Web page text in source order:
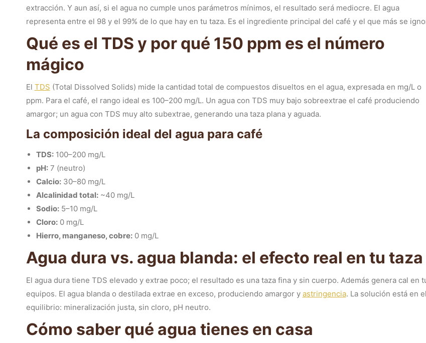
extracción. Y aun así, si el agua no cumple unos parámetros mínimos, el resultado será mediocre. El agua
representa entre el 98 y el 99% de lo que hay en tu taza. Es el ingrediente principal del café y el que más se
Qué es el TDS y por qué 150 ppm es el número
mágico
El TDS (Total Dissolved Solids) mide la cantidad total de compuestos disueltos en el agua, expresada en mg/L o
ppm. Para el café, el rango ideal es 100–200 mg/L. Un agua con TDS muy bajo sobreextrae el café produciendo
amargor; un agua con TDS muy alto subextrae, generando una taza plana y aguada.
La composición ideal del agua para café
TDS:100–200 mg/L
pH:7 (neutro)
Calcio:30–80 mg/L
Alcalinidad total:~40 mg/L
Sodio:5–10 mg/L
Cloro:0 mg/L
Hierro, manganeso, cobre:0 mg/L
Agua dura vs. agua blanda: el efecto real en tu taza
El agua dura tiene TDS elevado y extrae poco; el resultado es una taza fina y sin cuerpo. Además genera cal en
equipos. El agua blanda o destilada extrae en exceso, produciendo amargor y astringencia. La solución está en el
equilibrio: mineralización justa, sin cloro, pH neutro.
Cómo saber qué agua tienes en casa